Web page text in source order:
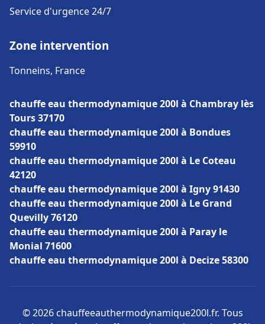
Service d'urgence 24/7
Zone intervention
Tonneins, France
chauffe eau thermodynamique 200l à Chambray lès
Tours 37170
chauffe eau thermodynamique 200l à Bondues
59910
chauffe eau thermodynamique 200l à Le Coteau
42120
chauffe eau thermodynamique 200l à Igny 91430
chauffe eau thermodynamique 200l à Le Grand
Quevilly 76120
chauffe eau thermodynamique 200l à Paray le
Monial 71600
chauffe eau thermodynamique 200l à Decize 58300
© 2026 chauffeeauthermodynamique200l.fr. Tous